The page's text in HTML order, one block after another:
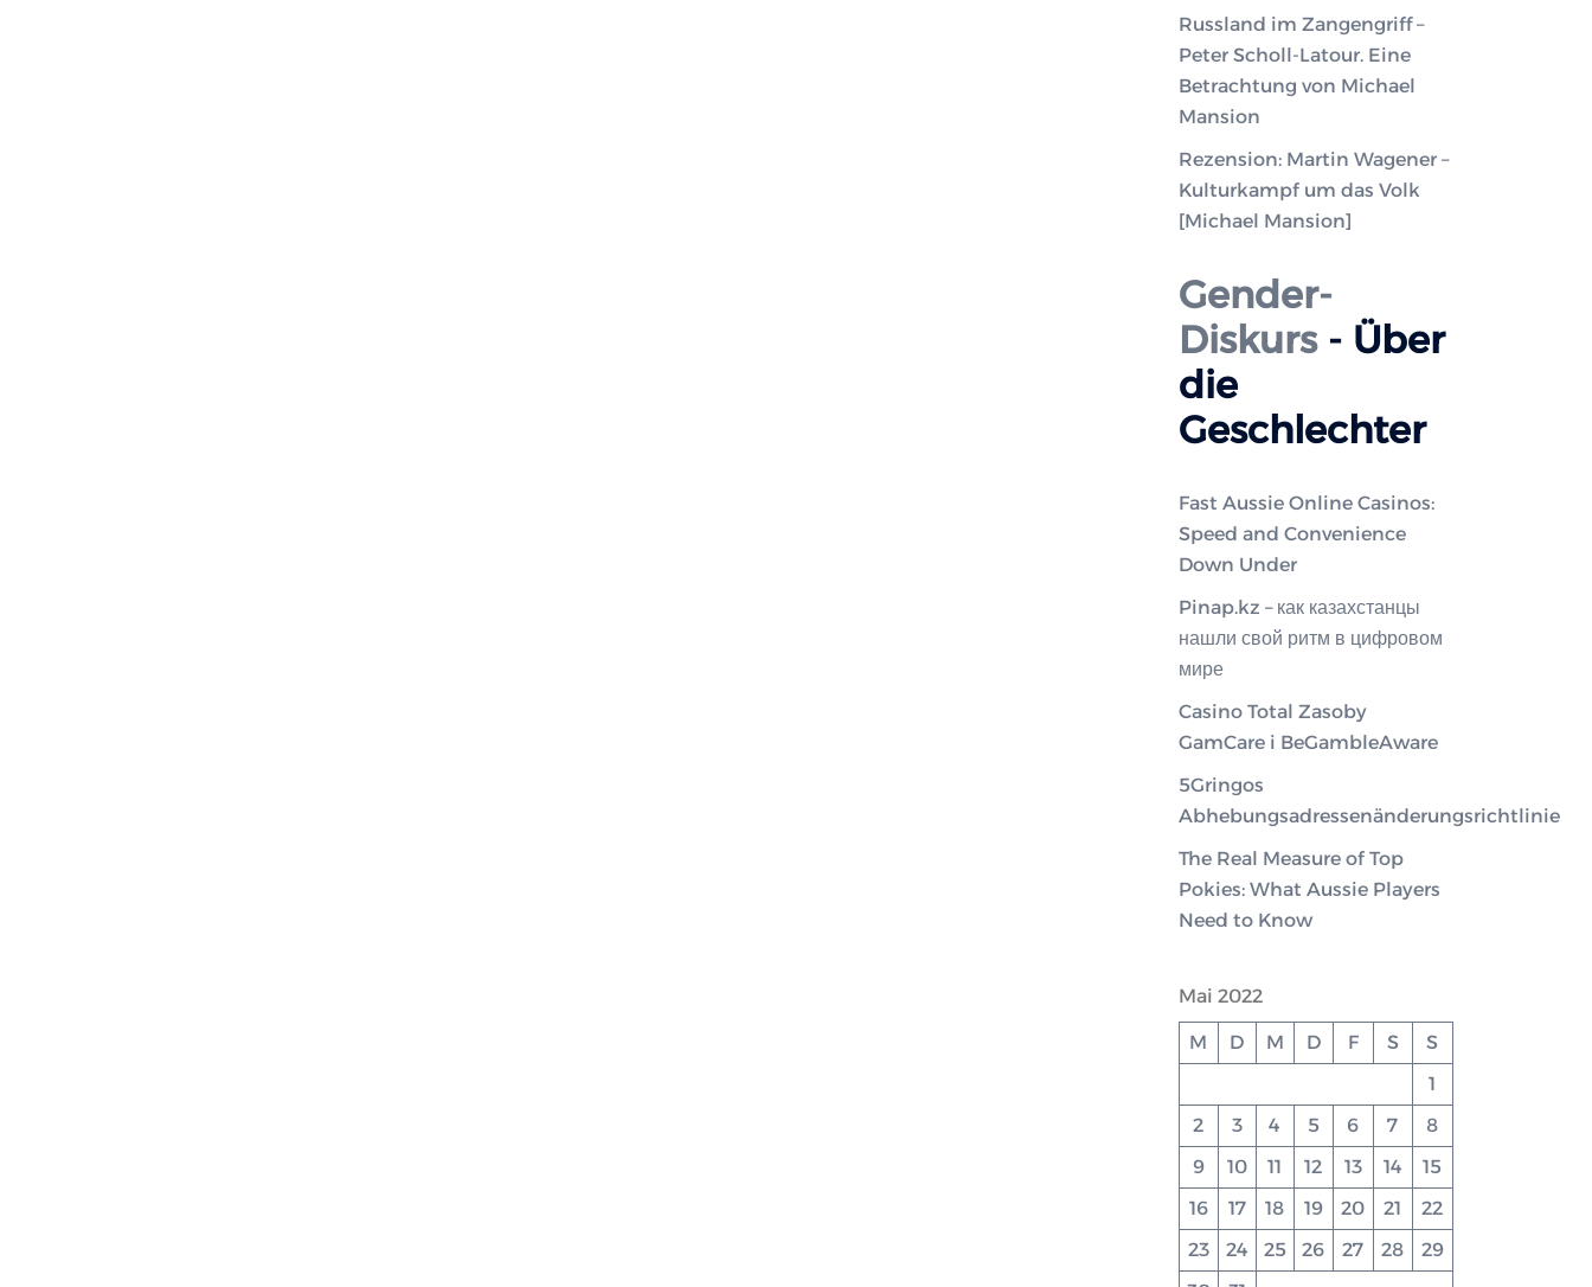
Russland im Zangengriff –
Peter Scholl-Latour. Eine
Betrachtung von Michael
Mansion
Rezension: Martin Wagener –
Kulturkampf um das Volk
[Michael Mansion]
Gender-
Diskurs- Über
die
Geschlechter
Fast Aussie Online Casinos:
Speed and Convenience
Down Under
Pinap.kz – как казахстанцы
нашли свой ритм в цифровом
мире
Casino Total Zasoby
GamCare i BeGambleAware
5Gringos
Abhebungsadressenänderungsrichtlinie
The Real Measure of Top
Pokies: What Aussie Players
Need to Know
Mai 2022
M D M D F S
S
1
2
3 4 5 6 7
8
9
10 11 12 13 14
15
16
17 18 19 20 21
22
23
24 25 26 27 28
29